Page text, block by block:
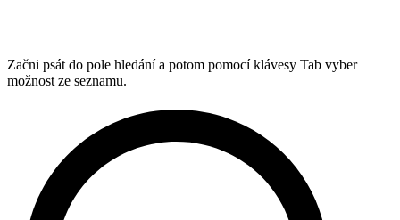
Začni psát do pole hledání a potom pomocí klávesy Tab vyber
možnost ze seznamu.